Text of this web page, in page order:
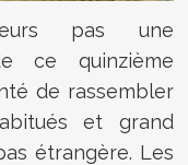
pas une
ce quinzième
de rassembler
et grand
étrangère. Les